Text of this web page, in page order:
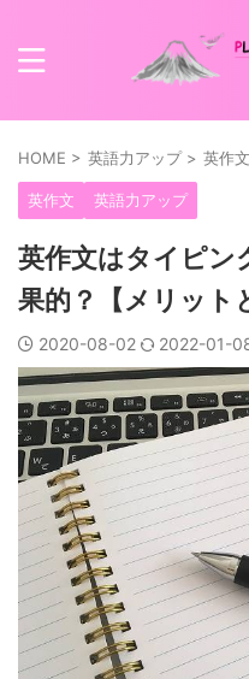
HOME > 英語力アップ > 英作文
英作文 英語力アップ
英作文はタイピン
果的？【メリット
2020-08-02 2022-01-